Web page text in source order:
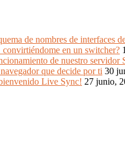
de nombres de interfaces
en un switcher?
de nuestro servidor
que decide por ti 30
Live Sync! 27 junio,